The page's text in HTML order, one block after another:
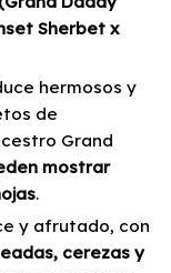
Sherbet x
hermosos y
de
Grand
mostrar
.
y afrutado, con
cerezas y